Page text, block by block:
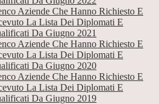
Aziende Che Hanno Richiesto E
La Lista Dei Diplomati E
Da Giugno 2021
Aziende Che Hanno Richiesto E
La Lista Dei Diplomati E
Da Giugno 2020
Aziende Che Hanno Richiesto E
La Lista Dei Diplomati E
Da Giugno 2019